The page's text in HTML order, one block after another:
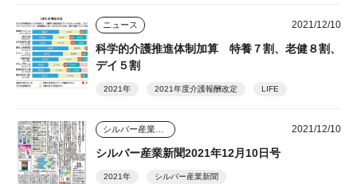
ニュース 2021/12/10
科学的介護推進体制加算 特養７割、老健８割、
デイ５割
2021年 2021年度介護報酬改定 LIFE
2021/12/10
シルバー産業新聞2021年12月10日号
2021年 シルバー産業新聞